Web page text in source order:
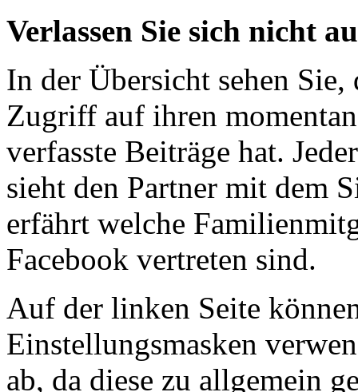
Verlassen Sie sich nicht
In der Übersicht sehen Sie,
Zugriff auf ihren
verfasste Beiträge hat.
sieht den Partner mit dem
erfährt welche
Facebook vertreten sind.
Auf der linken Seite
Einstellungsmasken
ab, da diese zu allgemein